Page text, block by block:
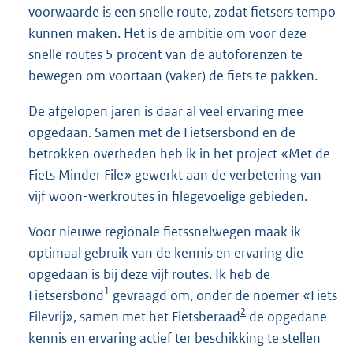
voorwaarde is een snelle route, zodat fietsers tempo
kunnen maken. Het is de ambitie om voor deze
snelle routes 5 procent van de autoforenzen te
bewegen om voortaan (vaker) de fiets te pakken.
De afgelopen jaren is daar al veel ervaring mee
opgedaan. Samen met de Fietsersbond en de
betrokken overheden heb ik in het project «Met de
Fiets Minder File» gewerkt aan de verbetering van
vijf woon-werkroutes in filegevoelige gebieden.
Voor nieuwe regionale fietssnelwegen maak ik
optimaal gebruik van de kennis en ervaring die
opgedaan is bij deze vijf routes. Ik heb de
Fietsersbond1 gevraagd om, onder de noemer «Fiets
Filevrij», samen met het Fietsberaad2 de opgedane
kennis en ervaring actief ter beschikking te stellen